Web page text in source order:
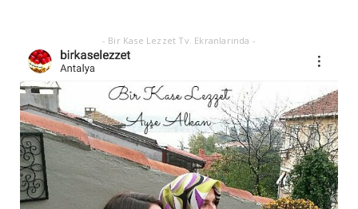
- Bir Kase Lezzet Tv. Ekranlarında -